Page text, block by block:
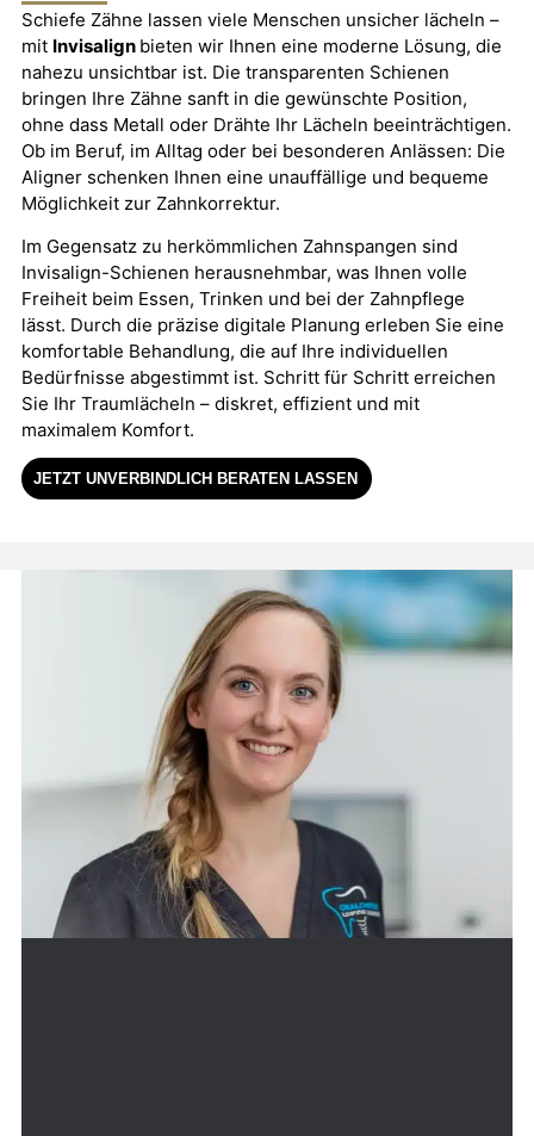
Schiefe Zähne lassen viele Menschen unsicher lächeln –
mit Invisalign bieten wir Ihnen eine moderne Lösung, die
nahezu unsichtbar ist. Die transparenten Schienen
bringen Ihre Zähne sanft in die gewünschte Position,
ohne dass Metall oder Drähte Ihr Lächeln beeinträchtigen.
Ob im Beruf, im Alltag oder bei besonderen Anlässen: Die
Aligner schenken Ihnen eine unauffällige und bequeme
Möglichkeit zur Zahnkorrektur.
Im Gegensatz zu herkömmlichen Zahnspangen sind
Invisalign-Schienen herausnehmbar, was Ihnen volle
Freiheit beim Essen, Trinken und bei der Zahnpflege
lässt. Durch die präzise digitale Planung erleben Sie eine
komfortable Behandlung, die auf Ihre individuellen
Bedürfnisse abgestimmt ist. Schritt für Schritt erreichen
Sie Ihr Traumlächeln – diskret, effizient und mit
maximalem Komfort.
JETZT UNVERBINDLICH BERATEN LASSEN